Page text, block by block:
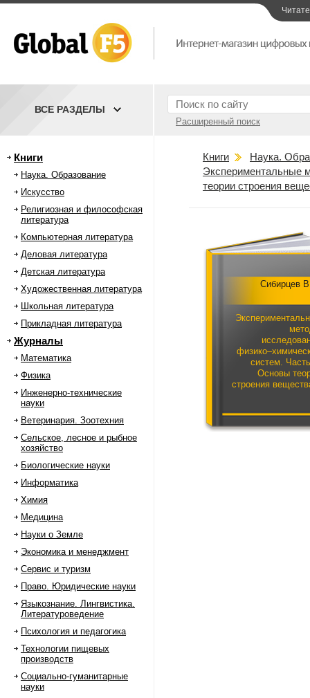
Расширенный поиск
ВСЕ РАЗДЕЛЫ
Книги
Наука. Образование
Искусство
Религиозная и философская
литература
Компьютерная литература
Деловая литература
Детская литература
Художественная литература
Школьная литература
Прикладная литература
Журналы
Математика
Физика
Инженерно-технические
науки
Ветеринария. Зоотехния
Сельское, лесное и рыбное
хозяйство
Биологические науки
Информатика
Химия
Медицина
Науки о Земле
Экономика и менеджмент
Сервис и туризм
Право. Юридические науки
Языкознание. Лингвистика.
Литературоведение
Психология и педагогика
Технологии пищевых
производств
Социально-гуманитарные
науки
Книги
Наука.
Экспериментальные
теории строения
Сибирцев
систем.
Основы
строения
Учебное